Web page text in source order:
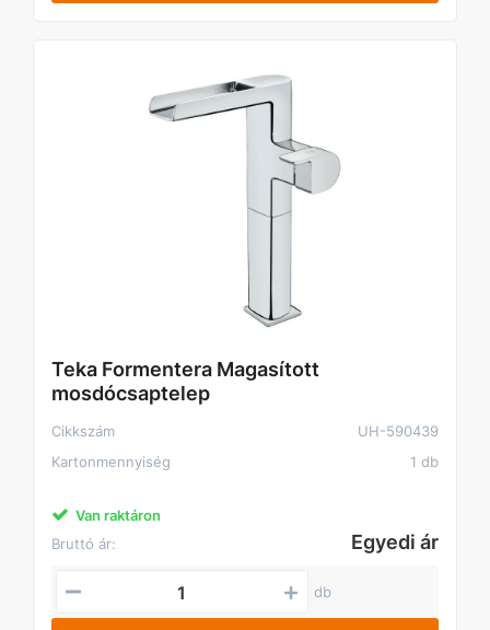
Teka Formentera Magasított
mosdócsaptelep
Cikkszám
UH-590439
Kartonmennyiség
1 db
Van raktáron
Bruttó ár:
Egyedi ár
db